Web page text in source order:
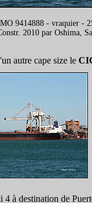
9414888 - vraquier -
2010 par Oshima,
autre cape size le
4 à destination de